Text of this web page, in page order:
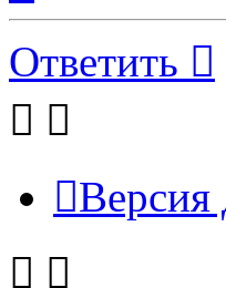
Ответить
Версия